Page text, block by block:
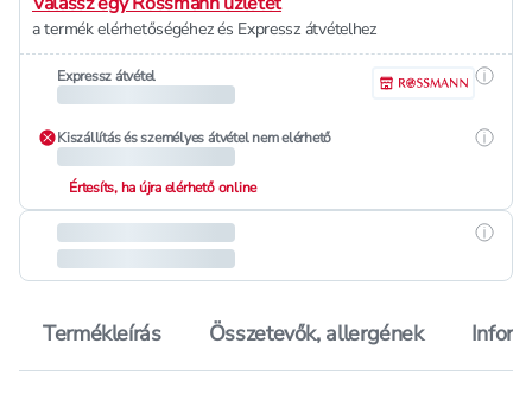
a termék elérhetőségéhez és Expressz átvételhez
Expressz átvétel
Kiszállítás és személyes átvétel nem elérhető
Értesíts, ha újra elérhető online
Termékleírás Összetevők, allergének